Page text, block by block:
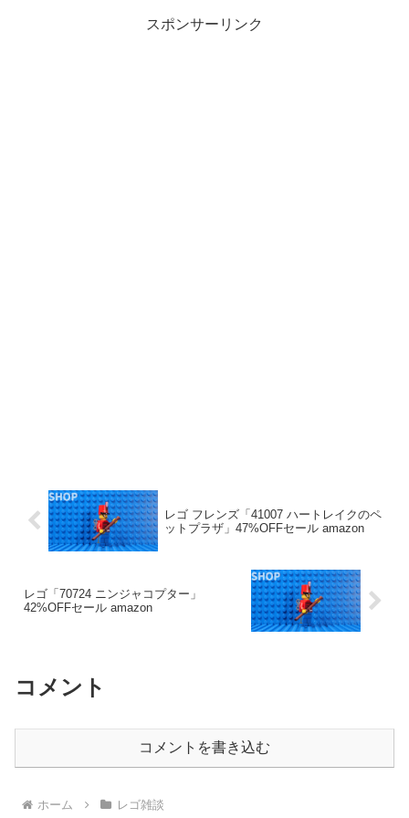
スポンサーリンク
レゴ フレンズ「41007 ハートレイクのペ
ットプラザ」47%OFFセール amazon
レゴ「70724 ニンジャコプター」
42%OFFセール amazon
コメント
コメントを書き込む
ホーム レゴ雑談